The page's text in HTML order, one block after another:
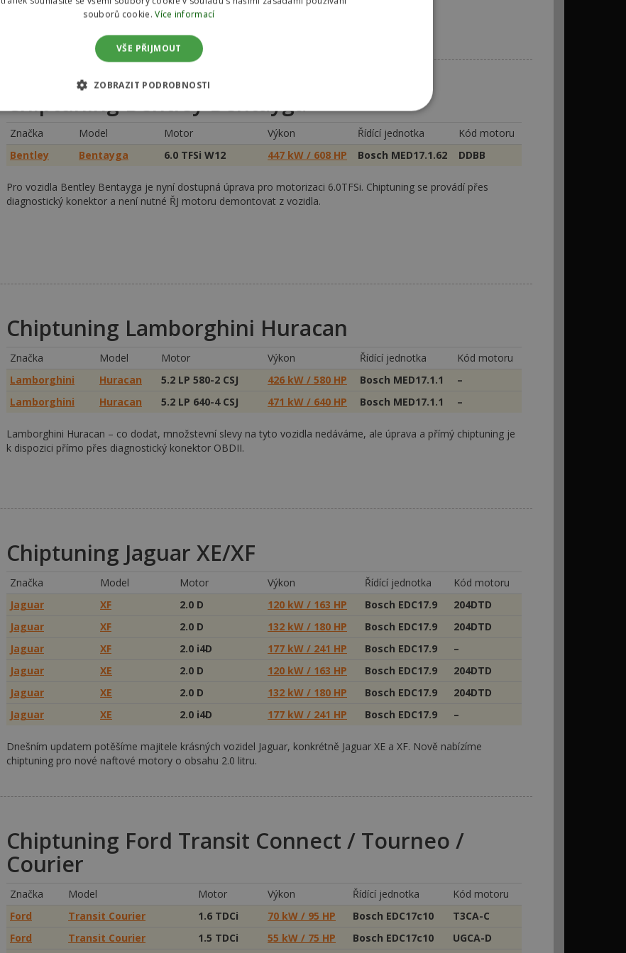
Chiptuning Bentley Bentayga
Značka Model
Motor
Bentley
Bentayga 6.0 TFSi W12
Výkon Řídící jednotka
Kód motoru
447 kW / 608 HP
Bosch MED17.1.62 DDBB
Pro vozidla Bentley Bentayga je nyní dostupná úprava pro motorizaci 6.0TFSi. Chiptuning se provádí přes
diagnostický konektor a není nutné ŘJ motoru demontovat z vozidla.
Chiptuning Lamborghini Huracan
Značka Model
Motor
Lamborghini
Huracan
5.2 LP 580-2 CSJ
Lamborghini
Huracan 5.2 LP 640-4 CSJ
Výkon Řídící jednotka
Kód motoru
426 kW / 580 HP
Bosch MED17.1.1
–
471 kW / 640 HP
Bosch MED17.1.1 –
Lamborghini Huracan – co dodat, množstevní slevy na tyto vozidla nedáváme, ale úprava a přímý chiptuning je
k dispozici přímo přes diagnostický konektor OBDII.
Chiptuning Jaguar XE/XF
Značka Model
Motor
Jaguar
XF
2.0 D
Jaguar
XF
2.0 D
Jaguar
XF
2.0 i4D
Jaguar
XE
2.0 D
Jaguar
XE
2.0 D
Jaguar
XE 2.0 i4D
Výkon Řídící jednotka
Kód motoru
120 kW / 163 HP
Bosch EDC17.9
204DTD
132 kW / 180 HP
Bosch EDC17.9
204DTD
177 kW / 241 HP
Bosch EDC17.9
–
120 kW / 163 HP
Bosch EDC17.9
204DTD
132 kW / 180 HP
Bosch EDC17.9
204DTD
177 kW / 241 HP
Bosch EDC17.9 –
Dnešním updatem potěšíme majitele krásných vozidel Jaguar, konkrétně Jaguar XE a XF. Nově nabízíme
chiptuning pro nové naftové motory o obsahu 2.0 litru.
Chiptuning Ford Transit Connect / Tourneo /
Courier
Značka Model
Motor
Ford
Transit Courier
1.6 TDCi
Ford
Transit Courier
1.5 TDCi
Výkon Řídící jednotka
Kód motoru
70 kW / 95 HP
Bosch EDC17c10
T3CA-C
55 kW / 75 HP
Bosch EDC17c10
UGCA-D
souborů cookie.Více informací
VŠE PŘIJMOUT
ZOBRAZIT PODROBNOSTI